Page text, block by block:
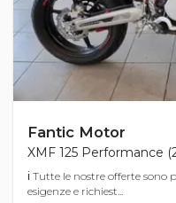
Fantic Motor
XMF 125 Performance
ℹ Tutte le nostre offerte sono
esigenze e richiest...